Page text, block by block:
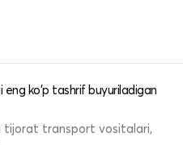
ko'p tashrif buyuriladigan
tijorat transport vositalari,